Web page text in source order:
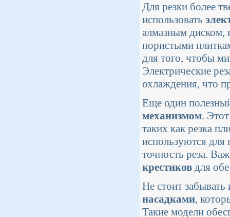
Для резки более
использовать
алмазным диском,
пористыми
для того, чтобы
Электрические
охлаждения, что
Еще один
механизмом.
таких как резка
используются для
точность реза.
крестиков для
Не стоит
насадками,
Такие модели